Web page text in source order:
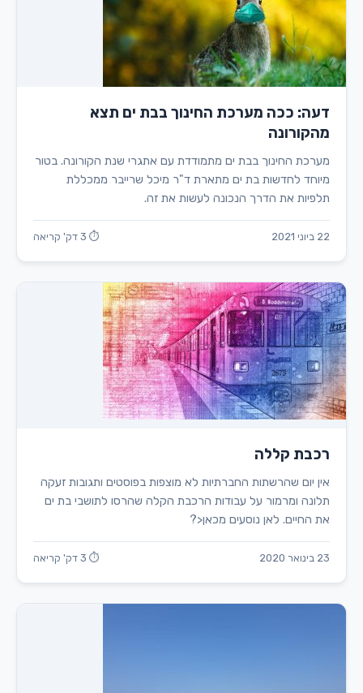
דעה: ככה מערכת החינוך בבת ים תצא
מהקורונה
מערכת החינוך בבת ים מתמודדת עם אתגרי שנת הקורונה. בטור
מיוחד לחדשות בת ים מתארת ד"ר מיכל שרייבר ממכללת
תלפיות את הדרך הנכונה לעשות את זה.
22 ביוני 2021 ⏱ 3 דק' קריאה
רכבת קללה
אין יום שהרשתות החברתיות לא מוצפות בפוסטים ותגובות זעקה
תלונה ומרמור על עבודות הרכבת הקלה שהרסו לתושבי בת ים
את החיים. לאן נוסעים מכאן<?
23 בינואר 2020 ⏱ 3 דק' קריאה